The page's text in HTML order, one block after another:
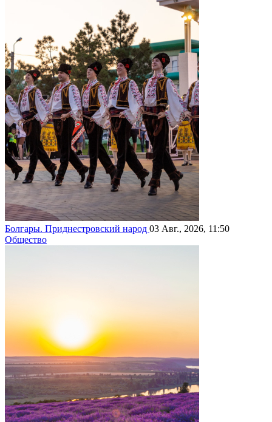
Болгары. Приднестровский народ 03 Авг., 2026, 11:50
Общество